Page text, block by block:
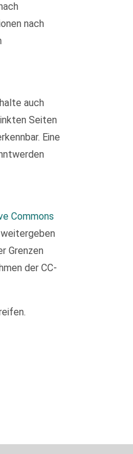
nach
auch
Seiten
Eine
Commons
Grenzen
der CC-